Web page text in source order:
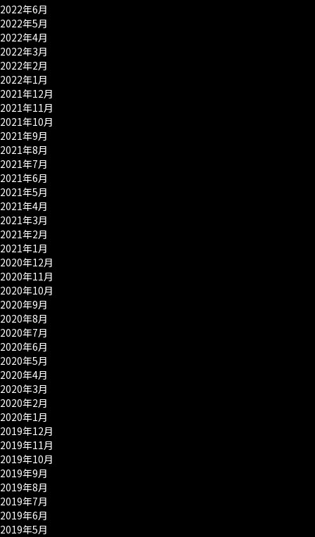
2022年6月
2022年5月
2022年4月
2022年3月
2022年2月
2022年1月
2021年12月
2021年11月
2021年10月
2021年9月
2021年8月
2021年7月
2021年6月
2021年5月
2021年4月
2021年3月
2021年2月
2021年1月
2020年12月
2020年11月
2020年10月
2020年9月
2020年8月
2020年7月
2020年6月
2020年5月
2020年4月
2020年3月
2020年2月
2020年1月
2019年12月
2019年11月
2019年10月
2019年9月
2019年8月
2019年7月
2019年6月
2019年5月